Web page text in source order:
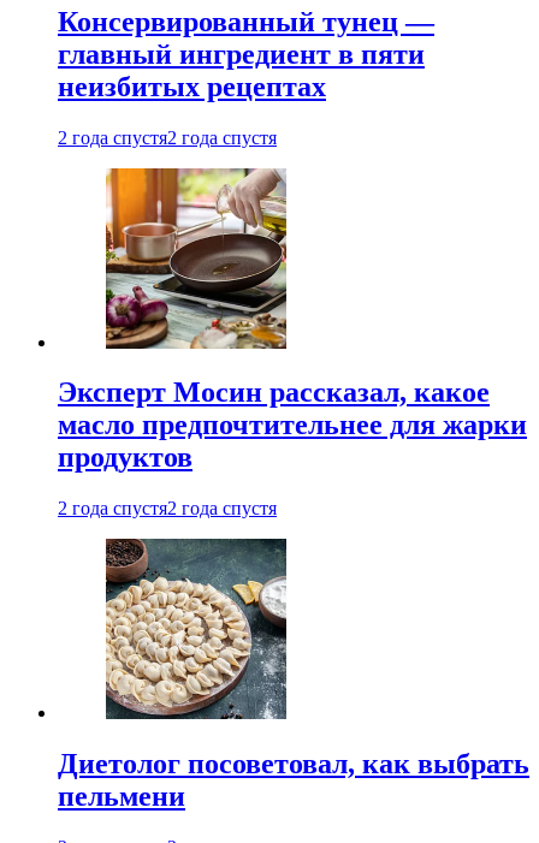
Консервированный тунец —
главный ингредиент в пяти
неизбитых рецептах
2 года спустя2 года спустя
Эксперт Мосин рассказал, какое
масло предпочтительнее для жарки
продуктов
2 года спустя2 года спустя
Диетолог посоветовал, как выбрать
пельмени